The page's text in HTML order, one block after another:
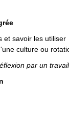
et savoir les utiliser
culture ou
par un